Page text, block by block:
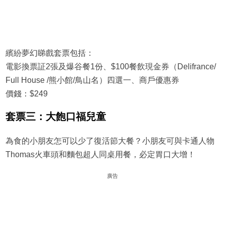
繽紛夢幻睇戲套票包括：
電影換票証2張及爆谷餐1份、$100餐飲現金券（Delifrance/
Full House /熊小館/鳥山名）四選一、商戶優惠券
價錢：$249
套票三：大飽口福兒童
為食的小朋友怎可以少了復活節大餐？小朋友可與卡通人物
Thomas火車頭和麵包超人同桌用餐，必定胃口大增！
廣告